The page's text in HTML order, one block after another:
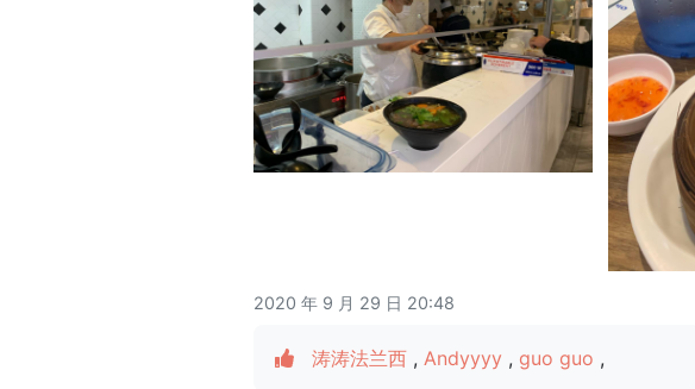
2020 年 9 月 29 日 20:48
涛涛法兰西 , Andyyyy , guo guo ,